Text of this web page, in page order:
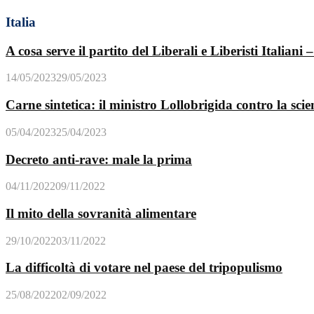
Italia
A cosa serve il partito del Liberali e Liberisti Italiani
14/05/202329/05/2023
Carne sintetica: il ministro Lollobrigida contro la
05/04/202325/04/2023
Decreto anti-rave: male la prima
04/11/202209/11/2022
Il mito della sovranità alimentare
29/10/202203/11/2022
La difficoltà di votare nel paese del tripopulismo
25/08/202202/09/2022